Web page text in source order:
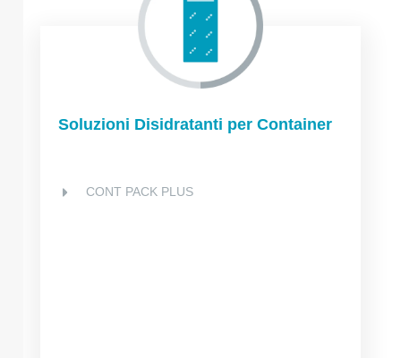
Soluzioni Disidratanti per Container
CONT PACK PLUS